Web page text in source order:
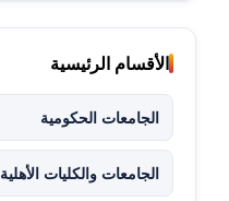
الأقسام الرئيسية
الجامعات الحكومية
الجامعات والكليات الأهلية